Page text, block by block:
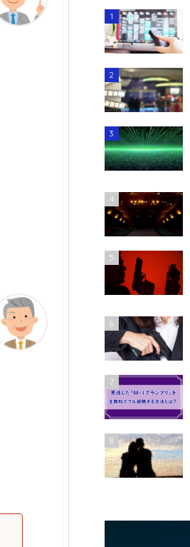
1
2
3
4
5
6
7
8